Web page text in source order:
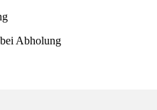
Abholung